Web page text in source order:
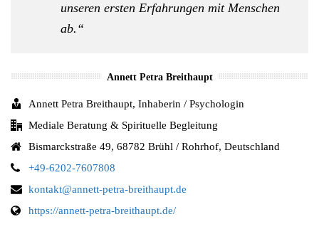
unseren ersten Erfahrungen mit Menschen
ab.“
Annett Petra Breithaupt
Annett Petra Breithaupt, Inhaberin / Psychologin
Mediale Beratung & Spirituelle Begleitung
Bismarckstraße 49, 68782 Brühl / Rohrhof, Deutschland
+49-6202-7607808
kontakt@annett-petra-breithaupt.de
https://annett-petra-breithaupt.de/